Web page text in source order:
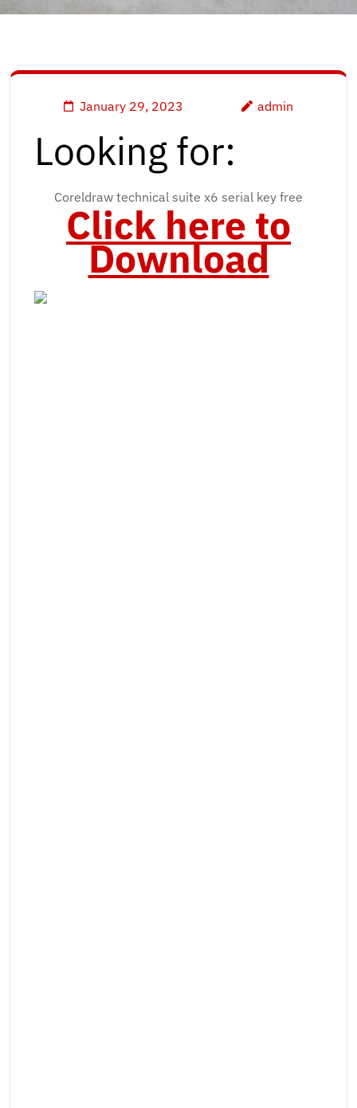
January 29, 2023 admin
Looking for:
Coreldraw technical suite x6 serial key free
Click here to
Download